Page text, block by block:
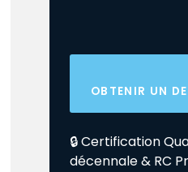
OBTENIR UN
🔒 Certification
décennale & RC